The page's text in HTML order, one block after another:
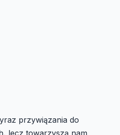
przywiązania do
lecz towarzyszą nam